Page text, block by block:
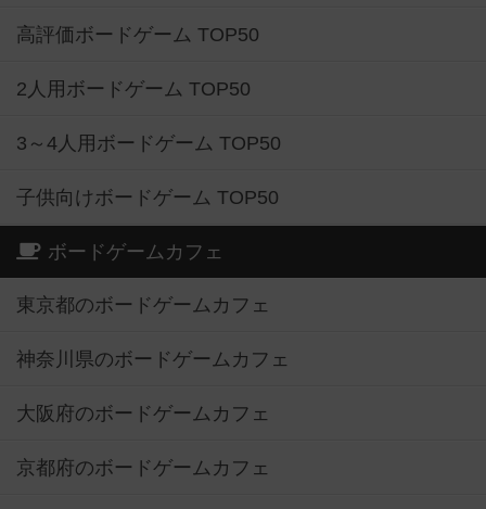
高評価ボードゲーム TOP50
2人用ボードゲーム TOP50
3～4人用ボードゲーム TOP50
子供向けボードゲーム TOP50
ボードゲームカフェ
東京都のボードゲームカフェ
神奈川県のボードゲームカフェ
大阪府のボードゲームカフェ
京都府のボードゲームカフェ